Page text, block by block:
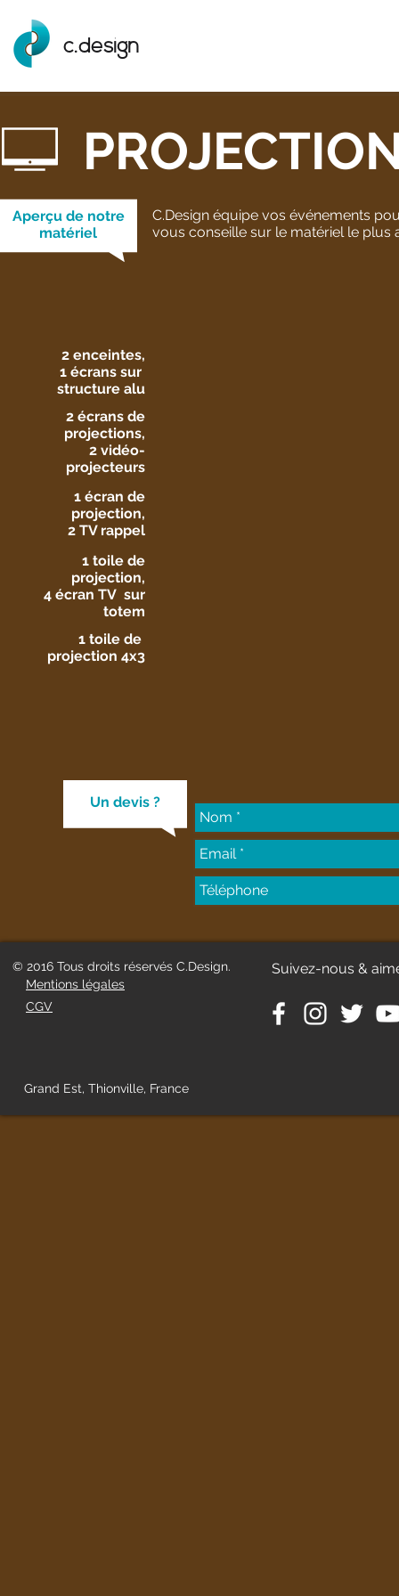
c.design
Aperçu de notre
matériel
C.Design équipe vos événements
vous conseille sur le matériel le
2 enceintes,
1 écrans sur
structure alu
2 écrans de
projections,
2 vidéo-
projecteurs
1 écran de
projection,
2 TV rappel
1 toile de
projection,
4 écran TV sur
totem
1 toile de
projection 4x3
Un devis ?
© 2016 Tous droits réservés C.Design.
Mentions légales
CGV
Suivez-nous &
Grand Est, Thionville, France